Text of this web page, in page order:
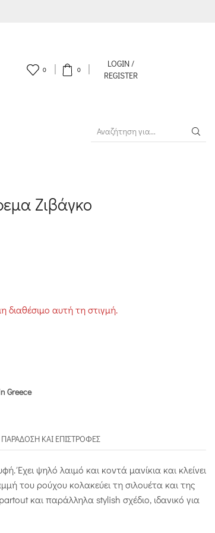
0 0
LOGIN /
REGISTER
SEARCH
Ζιβάγκο
διαθέσιμο αυτή τη στιγμή.
Greece
ΠΑΡΆΔΟΣΗ ΚΑΙ ΕΠΙΣΤΡΟΦΈΣ
Έχει ψηλό λαιμό και κοντά μανίκια και κλείνει
του ρούχου κολακεύει τη σιλουέτα και της
και παράλληλα stylish σχέδιο, ιδανικό για